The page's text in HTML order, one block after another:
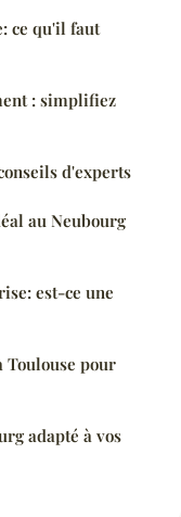
ce qu'il faut
: simplifiez
d'experts
au Neubourg
est-ce une
Toulouse pour
adapté à vos